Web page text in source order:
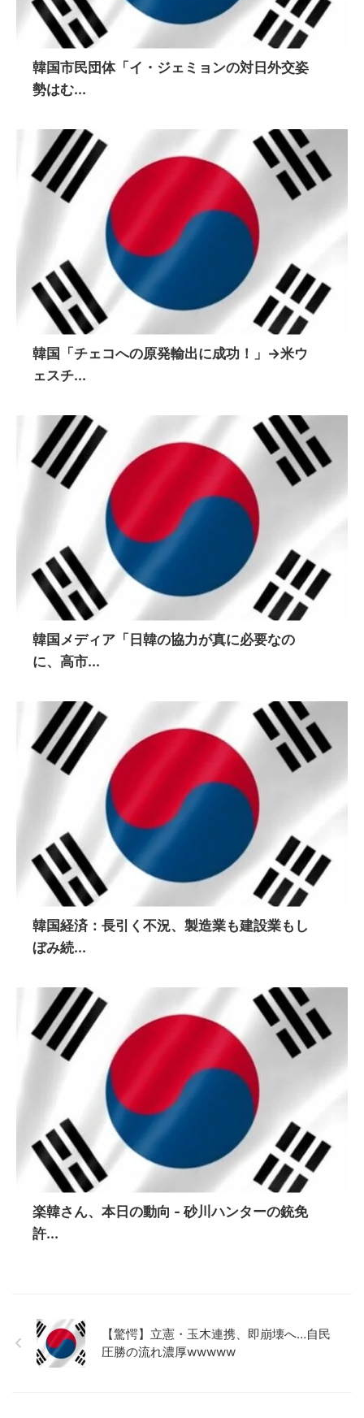
韓国市民団体「イ・ジェミョンの対日外交姿
勢はむ...
韓国「チェコへの原発輸出に成功！」→米ウ
ェスチ...
韓国メディア「日韓の協力が真に必要なの
に、高市...
韓国経済：長引く不況、製造業も建設業もし
ぼみ続...
楽韓さん、本日の動向 - 砂川ハンターの銃免
許...
【驚愕】立憲・玉木連携、即崩壊へ…自民
圧勝の流れ濃厚wwwww